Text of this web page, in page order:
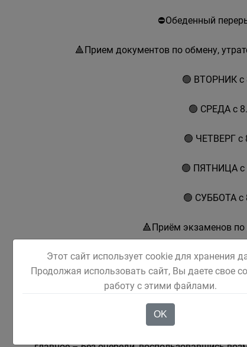
⛔Обеденный
🔺Прием документов по обмену,
🟢 ВТОРНИК с
🟢 СРЕДА с
🟢 ЧЕТВЕРГ с
🟢 ПЯТНИЦА с
🟢 СУББОТА с
🔺Приём экзаменов
🟢с 9.00 до 10.00 — прием
🟢Вт, Ср, Пт с 9.30 до 16.00; Чт с 09.30
❗Госавтоинспекция также напоминает:
регистрацию транспортного средства - эти
Этот сайт использует cookie для хранения
Продолжая использовать сайт, Вы даете свое
работу с этими файлами.
OK